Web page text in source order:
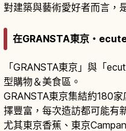
對建築與藝術愛好者而言，
在GRANSTA東京・
「GRANSTA東京」與「
型購物＆美食區。
GRANSTA東京集結約180
擇豐富，每次造訪都可能有
尤其東京香蕉、東京